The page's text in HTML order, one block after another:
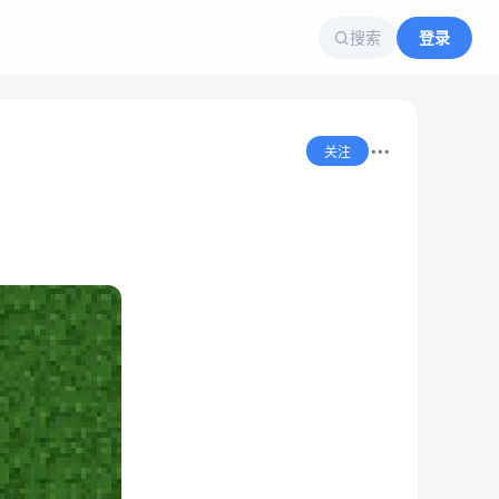
搜索 登录
关注